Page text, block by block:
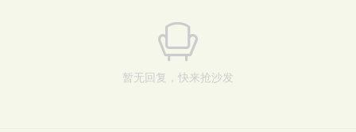
暂无回复，快来抢沙发